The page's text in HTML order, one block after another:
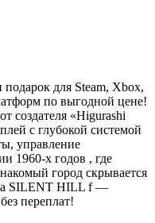
для Steam, Xbox,
по выгодной цене!
создателя «Higurashi
с глубокой системой
управление
1960-х годов , где
город скрывается
SILENT HILL f —
переплат!